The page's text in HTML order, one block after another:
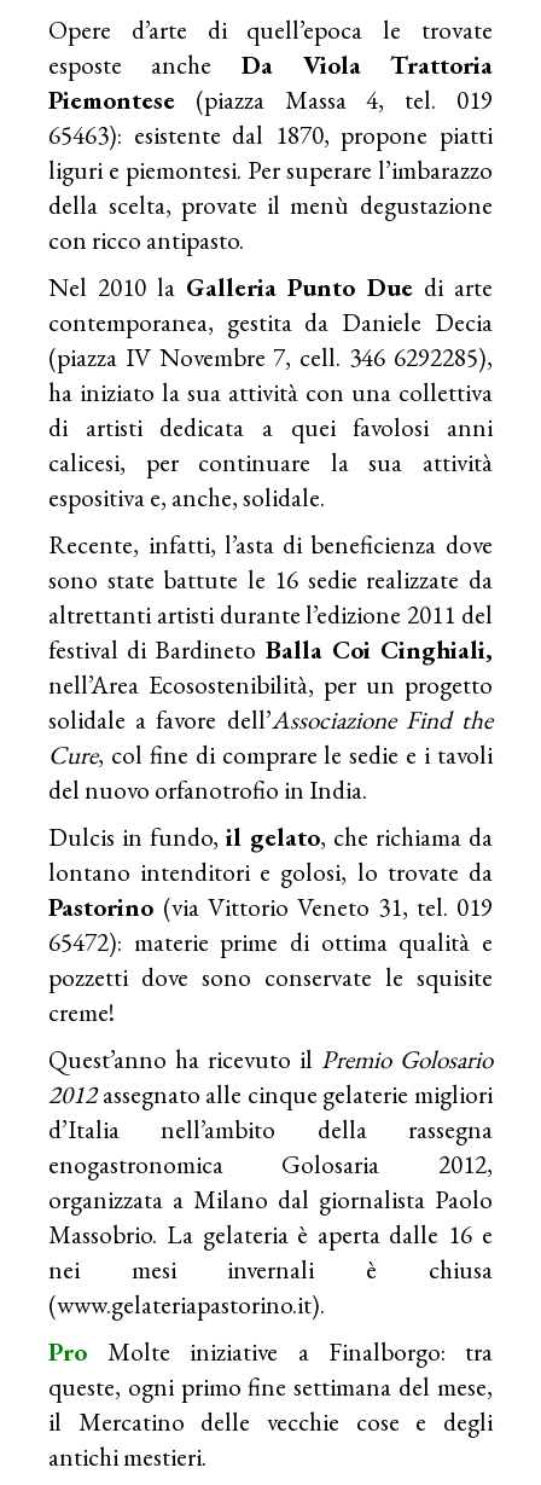
Opere d’arte di quell’epoca le trovate
esposte anche Da Viola
Trattoria
Piemontese (piazza Massa 4, tel. 019
65463): esistente dal 1870, propone piatti
liguri e piemontesi. Per superare l’imbarazzo
della scelta, provate il menù degustazione
con ricco antipasto.
Nel 2010 la Galleria Punto Due di arte
contemporanea, gestita da Daniele Decia
(piazza IV Novembre 7, cell. 346 6292285),
ha iniziato la sua attività con una collettiva
di artisti dedicata a quei favolosi anni
calicesi, per continuare la sua attività
espositiva e, anche, solidale.
Recente, infatti, l’asta di beneficienza dove
sono state battute le 16 sedie realizzate da
altrettanti artisti durante l’edizione 2011 del
festival di Bardineto Balla Coi Cinghiali,
nell’Area Ecosostenibilità, per un progetto
solidale a favore dell’Associazione Find the
Cure, col fine di comprare le sedie e i tavoli
del nuovo orfanotrofio in India.
Dulcis in fundo,il gelato, che richiama da
lontano intenditori e golosi, lo trovate da
Pastorino (via Vittorio Veneto 31, tel. 019
65472): materie prime di ottima qualità e
pozzetti dove sono conservate le squisite
creme!
Quest’anno ha ricevuto il Premio Golosario
2012assegnato alle cinque gelaterie migliori
d’Italia nell’ambito della rassegna
enogastronomica Golosaria 2012,
organizzata a Milano dal giornalista Paolo
Massobrio. La gelateria è aperta dalle 16 e
nei mesi invernali è chiusa
(www.gelateriapastorino.it).
Pro
Molte iniziative a Finalborgo: tra
queste, ogni primo fine settimana del mese,
il Mercatino delle vecchie cose e degli
antichi mestieri.